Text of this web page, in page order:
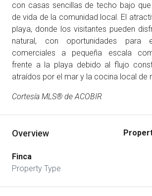
con casas sencillas de techo bajo
de vida de la comunidad local. El
playa, donde los visitantes pueden
natural, con oportunidades para
comerciales a pequeña escala
frente a la playa debido al flujo
atraídos por el mar y la cocina local de
Cortesía MLS® de ACOBIR
Overview
Finca
Property Type